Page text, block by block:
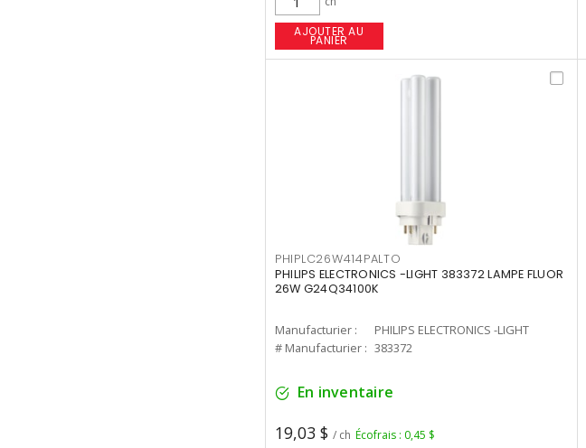
AJOUTER AU
PANIER
PHIPLC26W414PALTO
PHILIPS ELECTRONICS -LIGHT 383372 LAMPE FLUOR
26W G24Q34100K
Manufacturier :
PHILIPS ELECTRONICS -LIGHT
# Manufacturier : 383372
En inventaire
19,03 $ / ch Écofrais : 0,45 $